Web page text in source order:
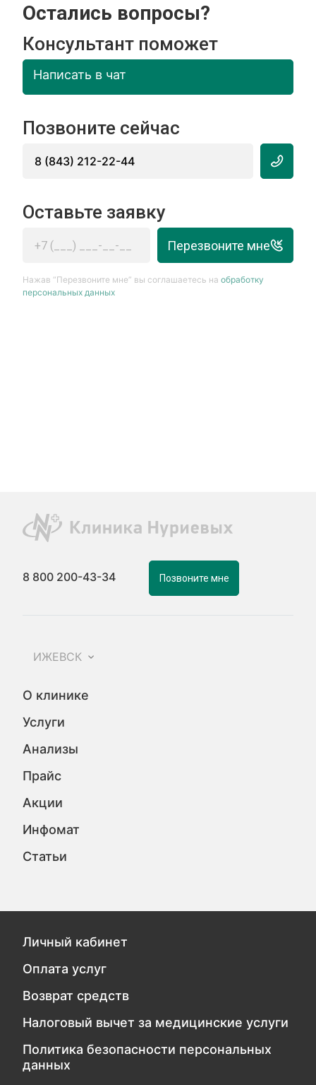
Остались вопросы?
Консультант поможет
Написать в чат
Позвоните сейчас
8 (843) 212-22-44
Оставьте заявку
Перезвоните мне
Нажав “Перезвоните мне” вы соглашаетесь наобработку
персональных данных
8 800 200-43-34 Позвоните мне
ИЖЕВСК
О клинике
Услуги
Анализы
Прайс
Акции
Инфомат
Статьи
Личный кабинет
Оплата услуг
Возврат средств
Налоговый вычет за медицинские услуги
Политика безопасности персональных
данных